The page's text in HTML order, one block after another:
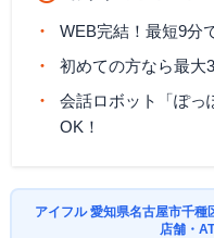
WEB完結！最短9分
初めての方なら最大
会話ロボット「ぽっ
OK！
アイフル 愛知県名古屋市千種
店舗・